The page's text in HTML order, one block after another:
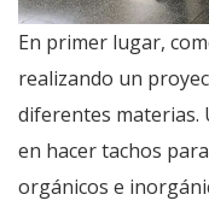
En primer lugar,
realizando un
diferentes materias.
en hacer tachos
orgánicos e